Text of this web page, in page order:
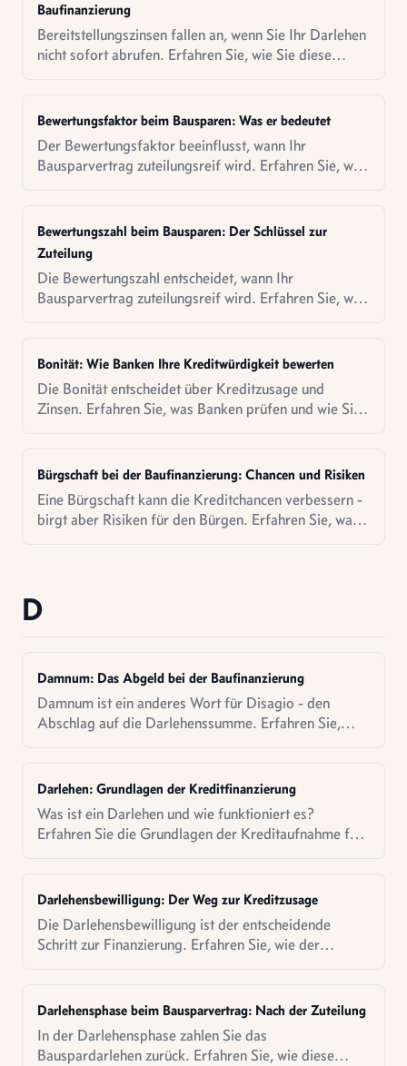
Baufinanzierung
Bereitstellungszinsen fallen an, wenn Sie Ihr Darlehen
nicht sofort abrufen. Erfahren Sie, wie Sie diese
Bewertungsfaktor beim Bausparen: Was er bedeutet
Der Bewertungsfaktor beeinflusst, wann Ihr
Bausparvertrag zuteilungsreif wird. Erfahren Sie, wie
Bewertungszahl beim Bausparen: Der Schlüssel zur
Zuteilung
Die Bewertungszahl entscheidet, wann Ihr
Bausparvertrag zuteilungsreif wird. Erfahren Sie, wie
Bonität: Wie Banken Ihre Kreditwürdigkeit bewerten
Die Bonität entscheidet über Kreditzusage und
Zinsen. Erfahren Sie, was Banken prüfen und wie Sie
Bürgschaft bei der Baufinanzierung: Chancen und Risiken
Eine Bürgschaft kann die Kreditchancen verbessern -
birgt aber Risiken für den Bürgen. Erfahren Sie, was
D
Damnum: Das Abgeld bei der Baufinanzierung
Damnum ist ein anderes Wort für Disagio - den
Abschlag auf die Darlehenssumme. Erfahren Sie,
Darlehen: Grundlagen der Kreditfinanzierung
Was ist ein Darlehen und wie funktioniert es?
Erfahren Sie die Grundlagen der Kreditaufnahme für
Darlehensbewilligung: Der Weg zur Kreditzusage
Die Darlehensbewilligung ist der entscheidende
Schritt zur Finanzierung. Erfahren Sie, wie der
Darlehensphase beim Bausparvertrag: Nach der Zuteilung
In der Darlehensphase zahlen Sie das
Bauspardarlehen zurück. Erfahren Sie, wie diese